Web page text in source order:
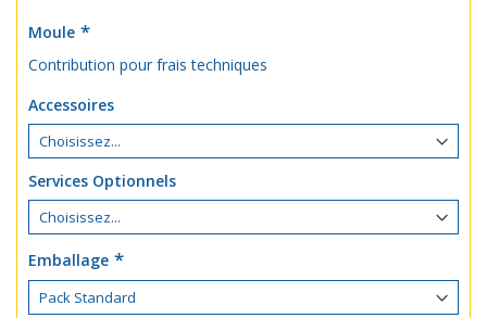
Moule
Contribution pour frais techniques
Accessoires
Services Optionnels
Emballage